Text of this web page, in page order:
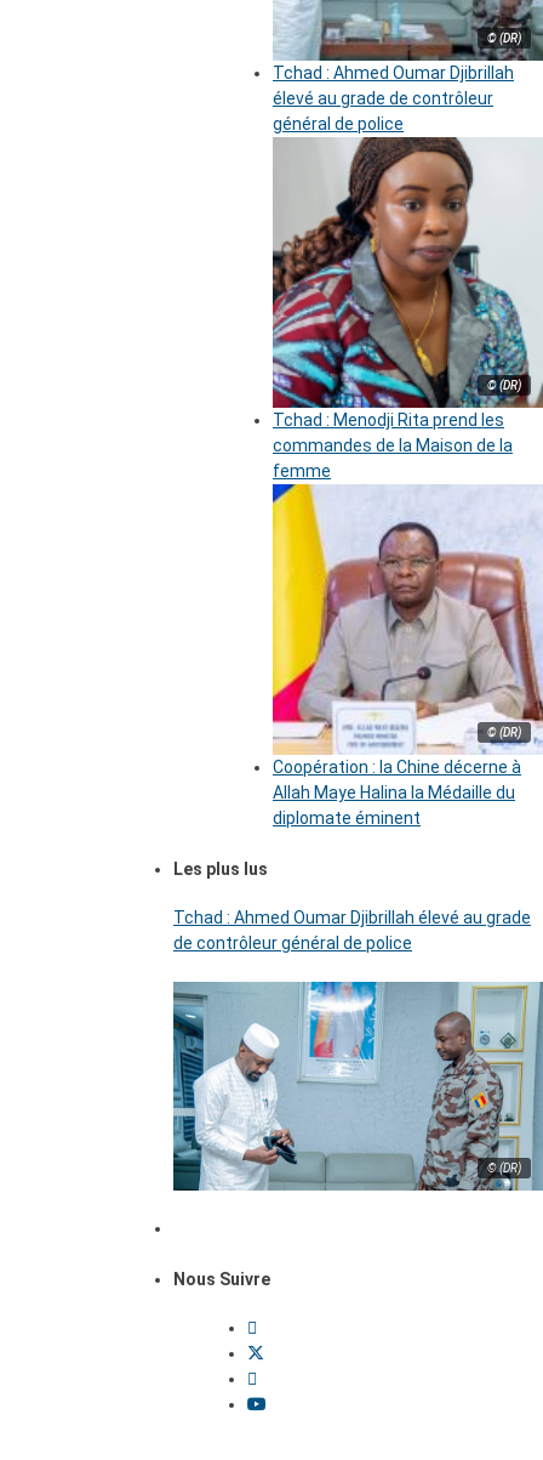
© (DR)
Tchad : Ahmed Oumar Djibrillah
élevé au grade de contrôleur
général de police
© (DR)
Tchad : Menodji Rita prend les
commandes de la Maison de la
femme
© (DR)
Coopération : la Chine décerne à
Allah Maye Halina la Médaille du
diplomate éminent
Les plus lus
Tchad : Ahmed Oumar Djibrillah élevé au grade
de contrôleur général de police
© (DR)
Nous Suivre